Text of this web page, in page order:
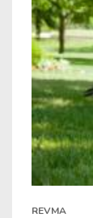
REVMA